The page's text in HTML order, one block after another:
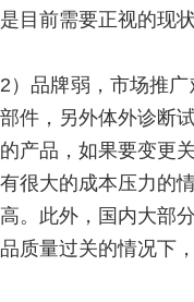
是目前需要正视的现状
2）品牌弱，市场推
部件，另外体外诊断
的产品，如果要变更
有很大的成本压力的
高。此外，国内大部
品质量过关的情况下